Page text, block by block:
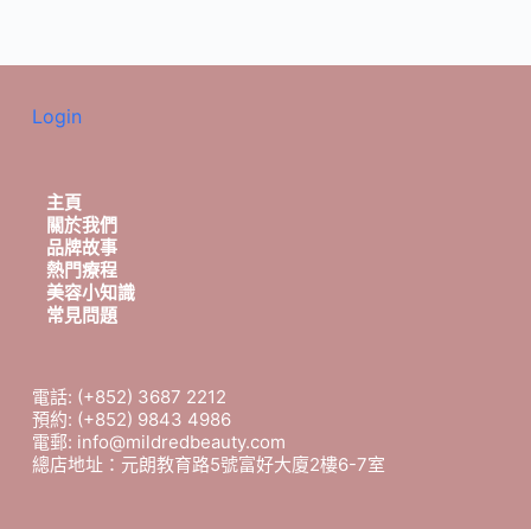
Login
主頁
關於我們
品牌故事
熱門療程
美容小知識
常見問題
電話: (+852) 3687 2212
預約: (+852) 9843 4986
電郵: info@mildredbeauty.com
總店地址：元朗教育路5號富好大廈2樓6-7室